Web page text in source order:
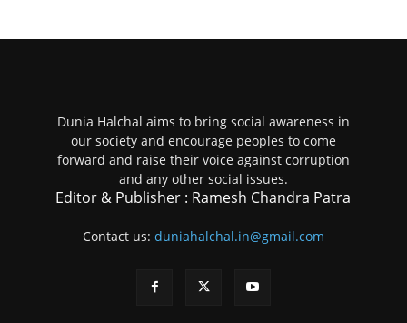
Dunia Halchal aims to bring social awareness in
our society and encourage peoples to come
forward and raise their voice against corruption
and any other social issues.
Editor & Publisher : Ramesh Chandra Patra
Contact us: duniahalchal.in@gmail.com